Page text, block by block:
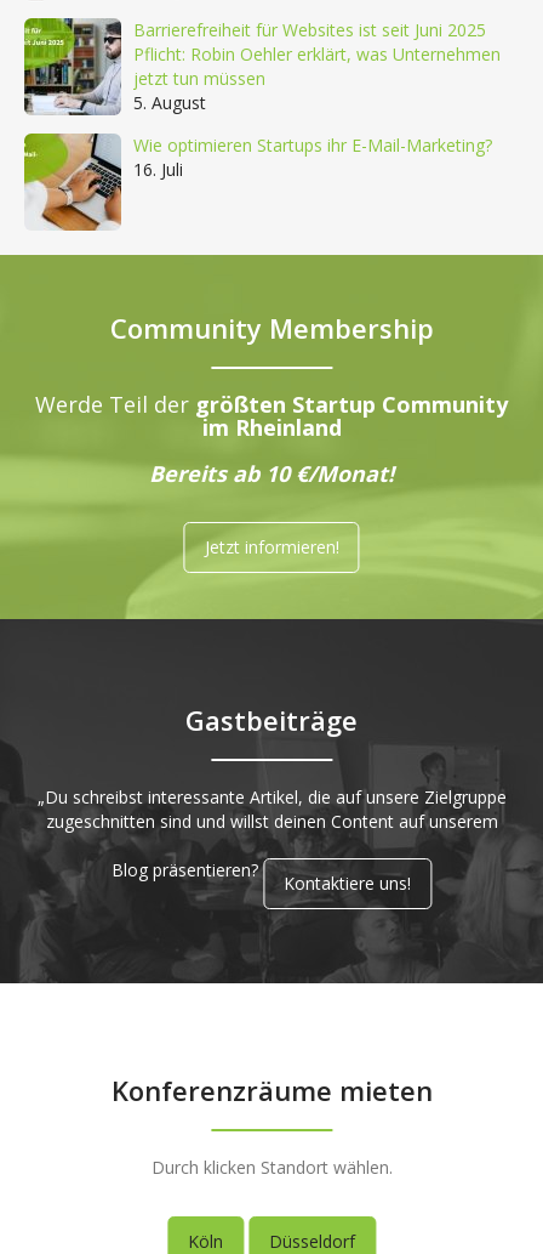
Barrierefreiheit für Websites ist seit Juni 2025
Pflicht: Robin Oehler erklärt, was Unternehmen
jetzt tun müssen
5. August
Wie optimieren Startups ihr E-Mail-Marketing?
16. Juli
Community Membership
Werde Teil der größten Startup Community
im Rheinland
Bereits ab 10 €/Monat!
Jetzt informieren!
Gastbeiträge
„Du schreibst interessante Artikel, die auf unsere Zielgruppe
zugeschnitten sind und willst deinen Content auf unserem
Blog präsentieren?
Kontaktiere uns!
Konferenzräume mieten
Durch klicken Standort wählen.
Köln Düsseldorf